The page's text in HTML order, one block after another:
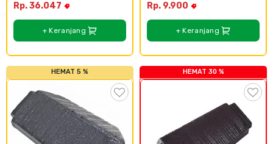
Rp. 36.047
+ Keranjang
Rp. 9.900
+ Keranjang
HEMAT 5 % HEMAT 30 %